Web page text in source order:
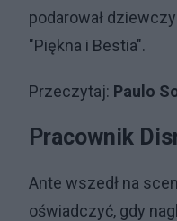
podarował
"Piękna i Bestia".
Przeczytaj: Paulo
Pracownik
Ante wszedł na
oświadczyć, gdy